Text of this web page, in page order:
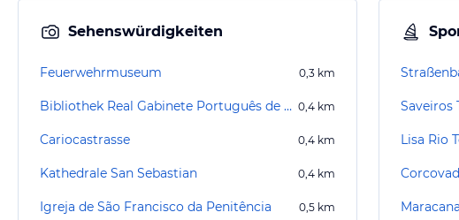
Sehenswürdigkeiten
Feuerwehrmuseum 0,3 km
Bibliothek Real Gabinete Português de Leitura 0,4 km
Cariocastrasse 0,4 km
Kathedrale San Sebastian 0,4 km
Igreja de São Francisco da Penitência 0,5 km
Saveiros
Lisa Rio